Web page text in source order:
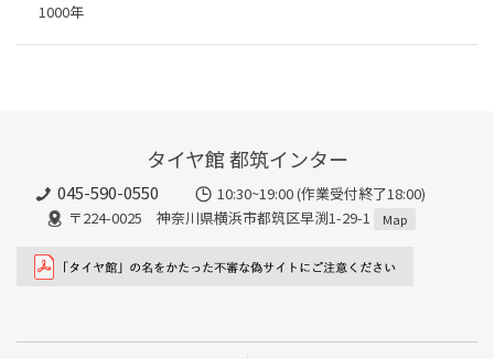
1000年
タイヤ館 都筑インター
045-590-0550
10:30~19:00 (作業受付終了18:00)
〒224-0025 神奈川県横浜市都筑区早渕1-29-1
Map